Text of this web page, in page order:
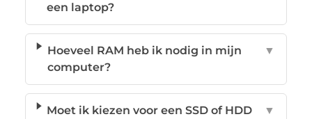
een laptop?
Hoeveel RAM heb ik nodig in mijn
computer?
▼
Moet ik kiezen voor een SSD of HDD
▼